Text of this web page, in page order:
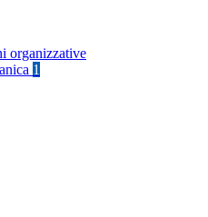
organizzative
1